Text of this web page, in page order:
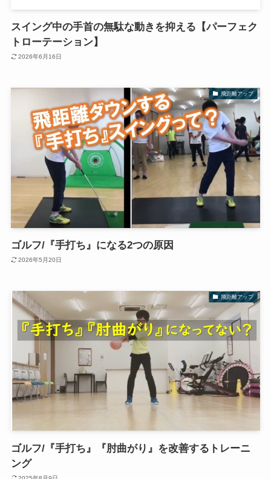
スイング中の手首の無駄な動きを抑える【パーフェク
トローテーション】
2026年6月16日
飛距離アップ
ゴルフ/『手打ち』になる2つの原因
2026年5月20日
飛距離アップ
ゴルフ/『手打ち』『肘曲がり』を改善するトレーニ
ング